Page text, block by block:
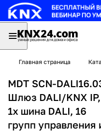
Главная страница
MDT SCN-
Шлюз DALI/KNX IP,
1х шина DALI, 16
групп управления